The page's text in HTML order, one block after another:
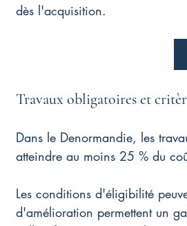
dès l'acquisition.
Travaux obligatoires et
Dans le Denormandie, les
atteindre au moins 25 % du
Les conditions d'éligibilité
d'amélioration permettent un